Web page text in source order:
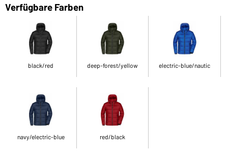
Verfügbare Farben
black/red deep-forest/yellow electric-blue/nautic
navy/electric-blue red/black